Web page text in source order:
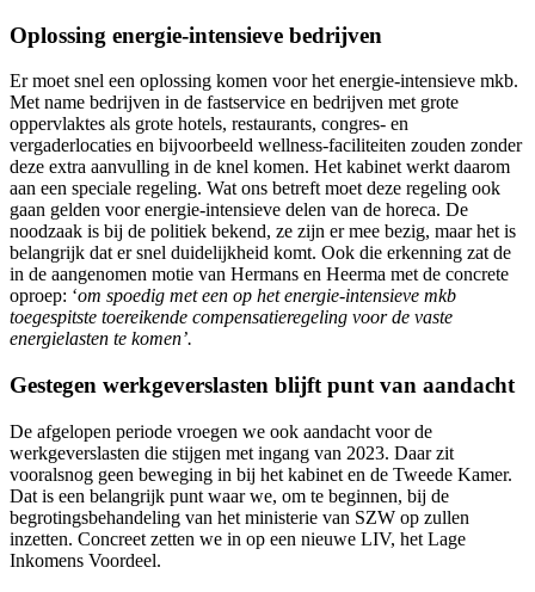
Oplossing energie-intensieve bedrijven
Er moet snel een oplossing komen voor het energie-intensieve mkb.
Met name bedrijven in de fastservice en bedrijven met grote
oppervlaktes als grote hotels, restaurants, congres- en
vergaderlocaties en bijvoorbeeld wellness-faciliteiten zouden zonder
deze extra aanvulling in de knel komen. Het kabinet werkt daarom
aan een speciale regeling. Wat ons betreft moet deze regeling ook
gaan gelden voor energie-intensieve delen van de horeca. De
noodzaak is bij de politiek bekend, ze zijn er mee bezig, maar het is
belangrijk dat er snel duidelijkheid komt. Ook die erkenning zat de
in de aangenomen motie van Hermans en Heerma met de concrete
oproep: ‘om spoedig met een op het energie-intensieve mkb
toegespitste toereikende compensatieregeling voor de vaste
energielasten te komen’.
Gestegen werkgeverslasten blijft punt van aandacht
De afgelopen periode vroegen we ook aandacht voor de
werkgeverslasten die stijgen met ingang van 2023. Daar zit
vooralsnog geen beweging in bij het kabinet en de Tweede Kamer.
Dat is een belangrijk punt waar we, om te beginnen, bij de
begrotingsbehandeling van het ministerie van SZW op zullen
inzetten. Concreet zetten we in op een nieuwe LIV, het Lage
Inkomens Voordeel.